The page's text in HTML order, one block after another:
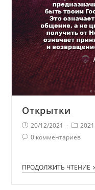
Открытки
20/12/2021 2021
0 комментариев
ПРОДОЛЖИТЬ ЧТЕНИЕ